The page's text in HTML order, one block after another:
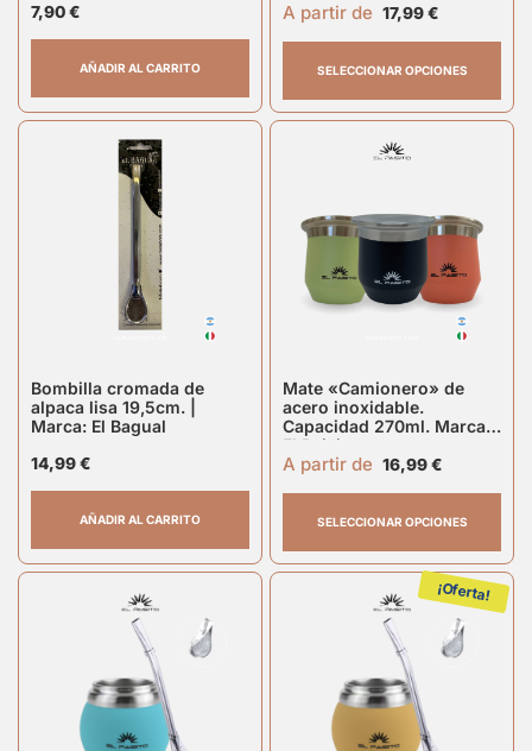
7,90€
AÑADIR AL CARRITO
A partir de 17,99€
SELECCIONAR OPCIONES
Bombilla cromada de
alpaca lisa 19,5cm. |
Marca: El Bagual
14,99€
AÑADIR AL CARRITO
Mate «Camionero» de
acero inoxidable.
Capacidad 270ml. Marca
El Paisito
A partir de 16,99€
SELECCIONAR OPCIONES
¡Oferta!